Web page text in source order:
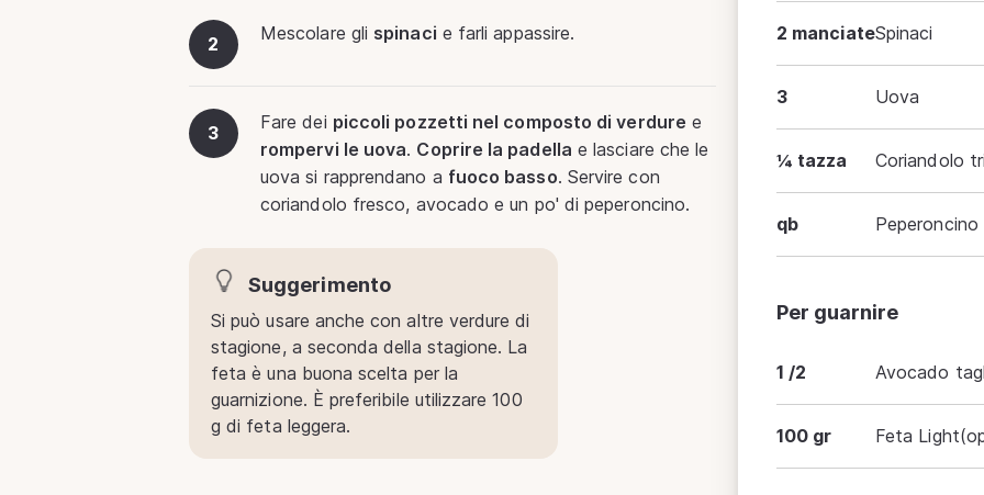
2 manciateSpinaci
3 Uova
¼ tazza Coriandolo
qb Peperoncino
Per guarnire
1 /2 Avocado
100 gr Feta
2 Mescolare gli spinaci e farli appassire.
3 Fare dei piccoli pozzetti nel composto di verdure e
rompervi le uova. Coprire la padella e lasciare che le
uova si rapprendano a fuoco basso. Servire con
coriandolo fresco, avocado e un po' di peperoncino.
Suggerimento
Si può usare anche con altre verdure di
stagione, a seconda della stagione. La
feta è una buona scelta per la
guarnizione. È preferibile utilizzare 100
g di feta leggera.